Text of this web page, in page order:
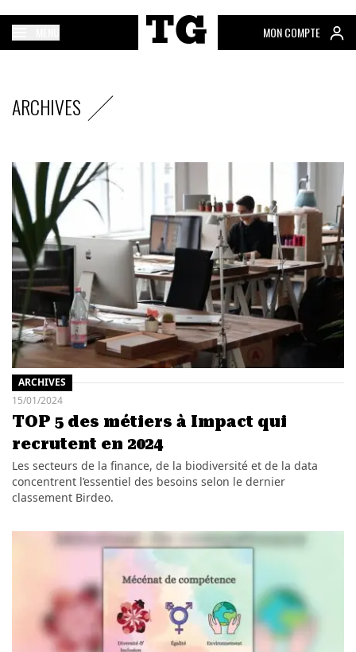
MON COMPTE
ARCHIVES
ARCHIVES
15/01/2024
TOP 5 des métiers à Impact qui
recrutent en 2024
Les secteurs de la finance, de la biodiversité et de la data
concentrent l’essentiel des besoins selon le dernier
classement Birdeo.